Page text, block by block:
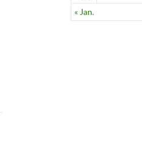
« Jan.